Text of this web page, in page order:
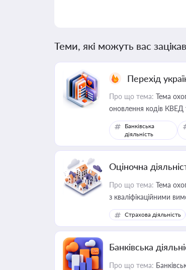
Теми, які можуть вас
Перехід
Про що тема: Тема
оновлення кодів КВЕД
Банківська
діяльність
Оціночна
Про що тема: Тема
з кваліфікаційними
медійних змін у цій
приватизації, оренди
Страхова діяльність
Банківська
Про що тема: